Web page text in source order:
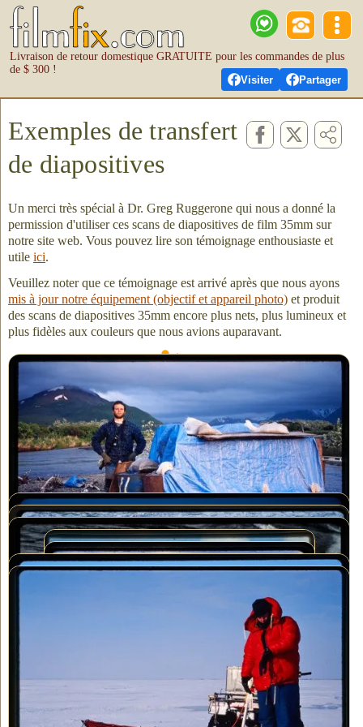
Visiter Partager
Livraison de retour domestique GRATUITE pour les commandes de plus
de $ 300 !
Exemples de transfert
de diapositives
Un merci très spécial à Dr. Greg Ruggerone qui nous a donné la
permission d'utiliser ces scans de diapositives de film 35mm sur
notre site web. Vous pouvez lire son témoignage enthousiaste et
utile ici.
Veuillez noter que ce témoignage est arrivé après que nous ayons
mis à jour notre équipement (objectif et appareil photo) et produit
des scans de diapositives 35mm encore plus nets, plus lumineux et
plus fidèles aux couleurs que nous avions auparavant.
Diapositive 35mm numérisée par FilmFix : "En attendant la
tempête"
Pour tous nos projets de numérisation de diapositives, nous vous
envoyons 3 fichiers de chaque diapositive : un TIFF (utilisé pour
l'impression), un JPEG (petite taille pour l'envoi par e-mail) et un
JPEG (pour la visualisation sur une TV ou un ordinateur).
Ce qui rend le Cloud
Privé FilmFix différent
Quand la plupart des gens pensent